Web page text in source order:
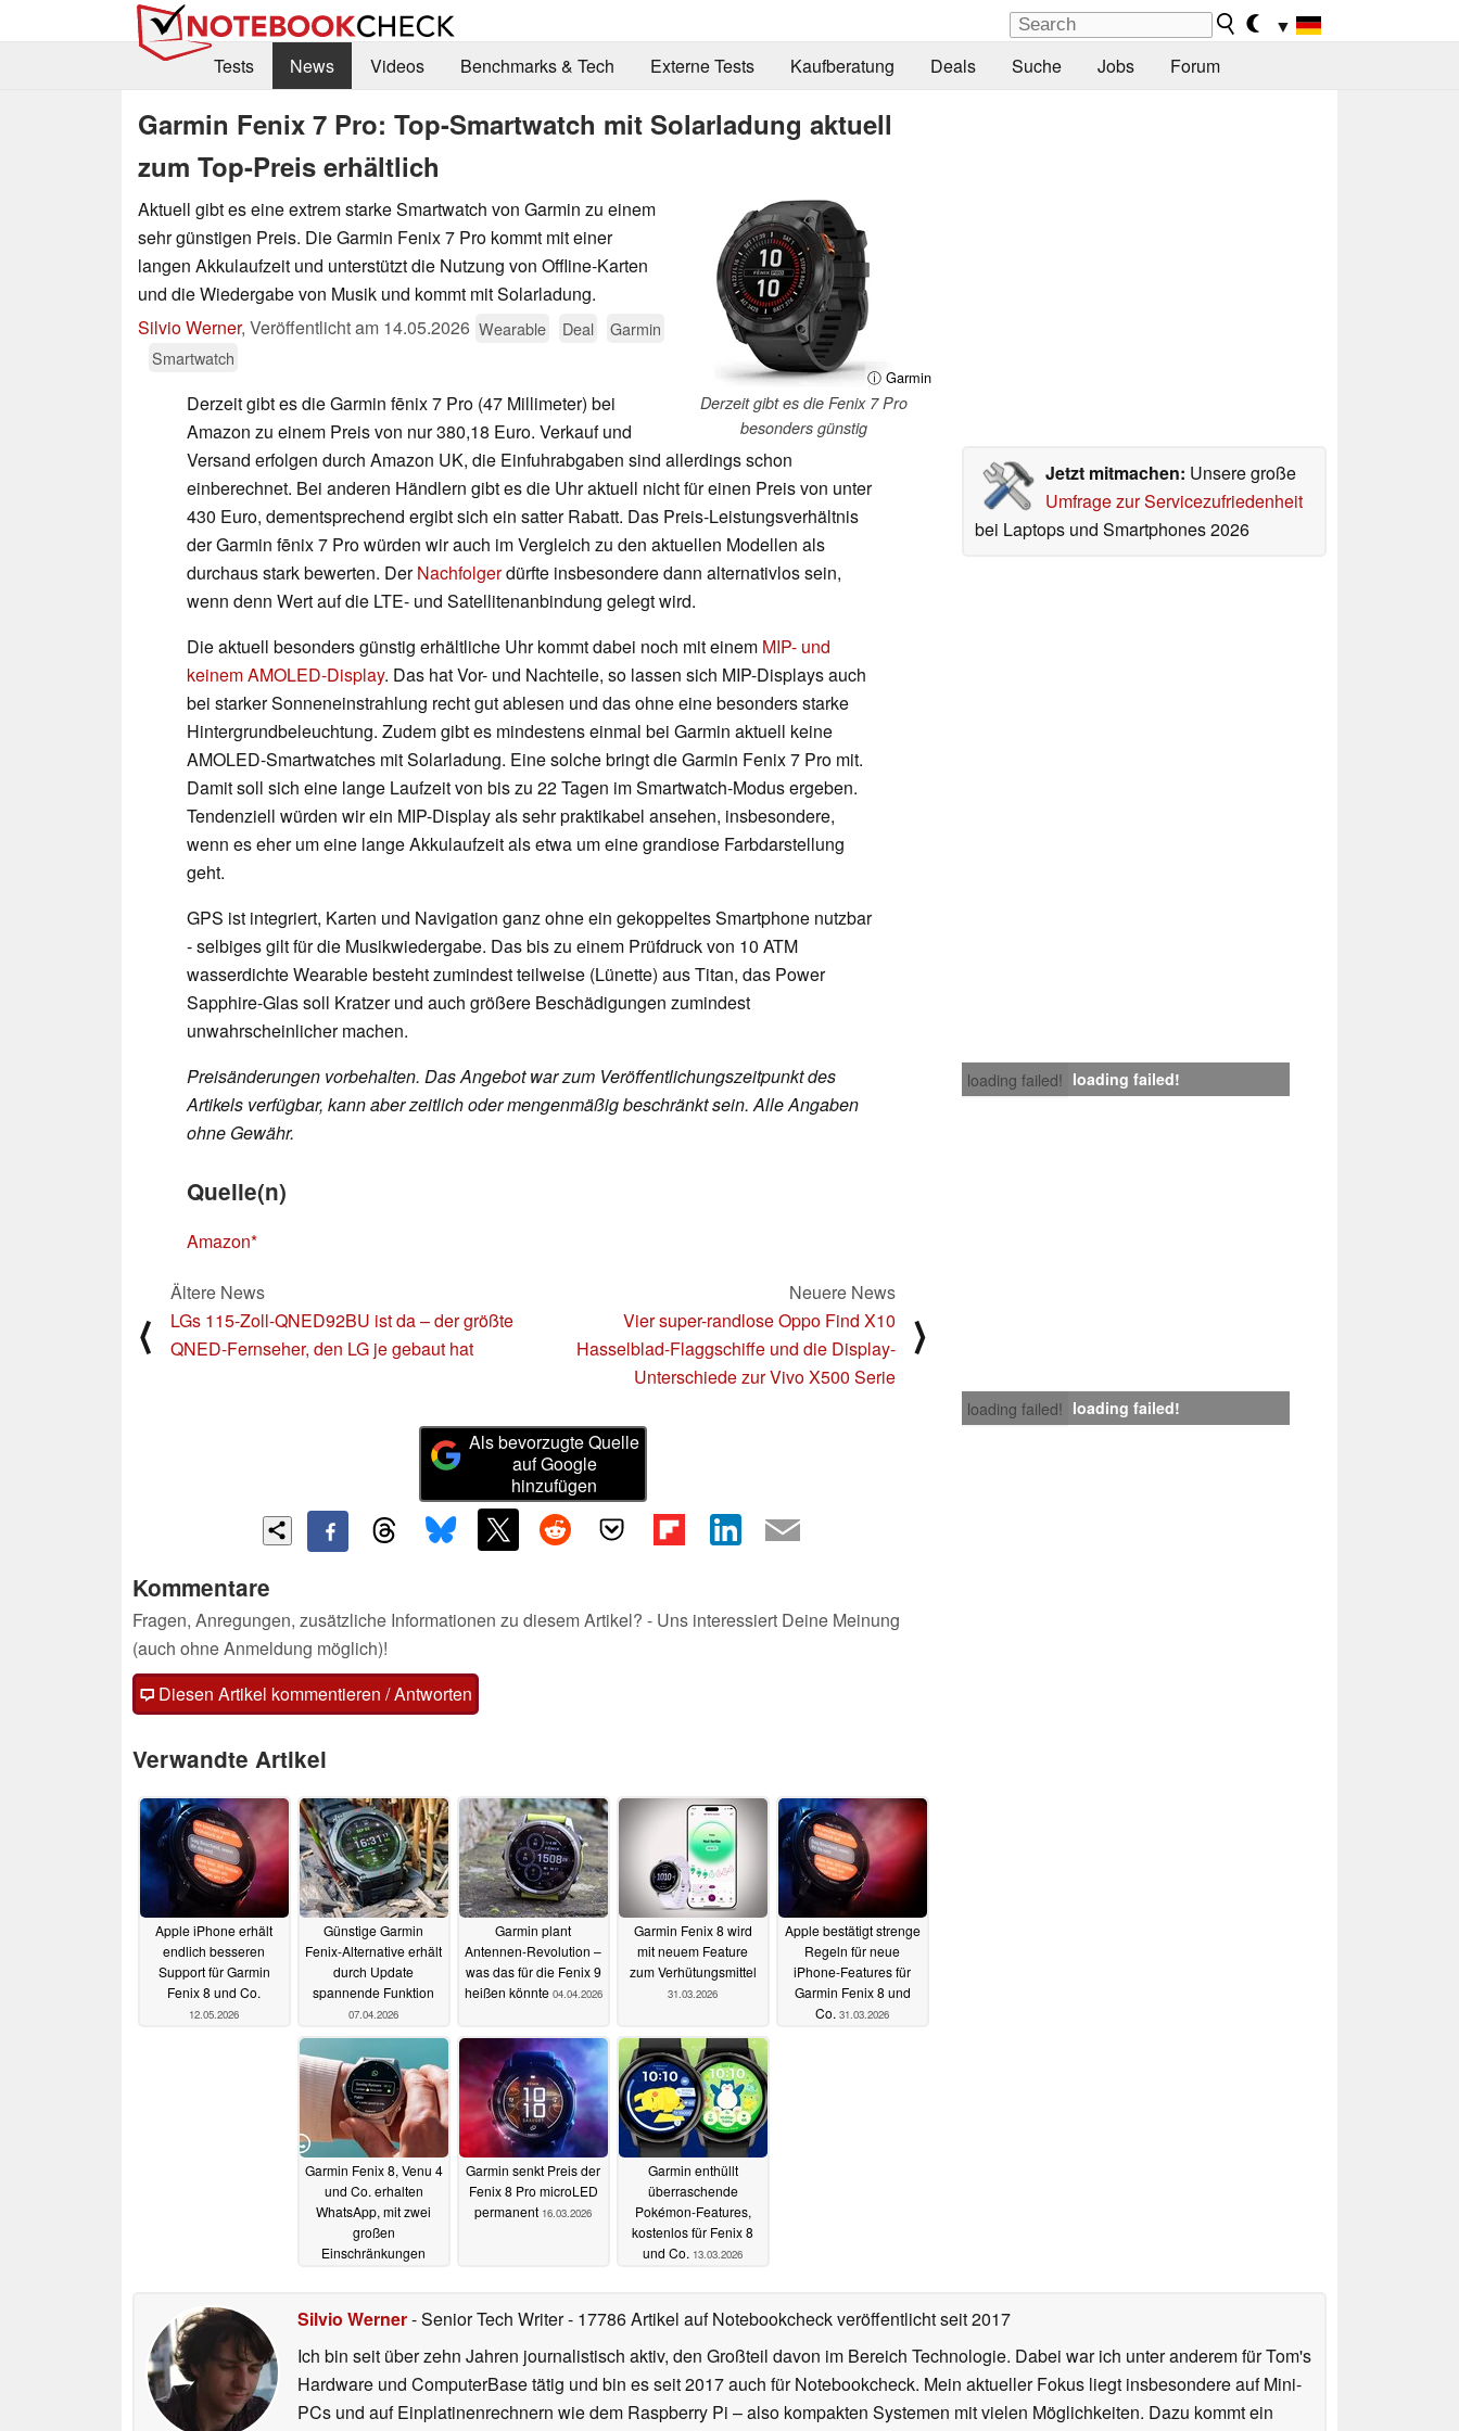
▼
Tests
News Videos Benchmarks & Tech Externe Tests Kaufberatung Deals Suche Jobs Forum
Garmin Fenix 7 Pro: Top-Smartwatch mit Solarladung aktuell
zum Top-Preis erhältlich
ⓘ Garmin
Derzeit gibt es die Fenix 7 Pro
besonders günstig
Aktuell gibt es eine extrem starke Smartwatch von Garmin zu einem
sehr günstigen Preis. Die Garmin Fenix 7 Pro kommt mit einer
langen Akkulaufzeit und unterstützt die Nutzung von Offline-Karten
und die Wiedergabe von Musik und kommt mit Solarladung.
Silvio Werner, Veröffentlicht am 14.05.2026 Wearable Deal
Garmin
Smartwatch
Jetzt mitmachen: Unsere große
Umfrage zur Servicezufriedenheit
bei Laptops und Smartphones 2026
Derzeit gibt es die Garmin fēnix 7 Pro (47 Millimeter) bei
Amazon zu einem Preis von nur 380,18 Euro. Verkauf und
Versand erfolgen durch Amazon UK, die Einfuhrabgaben sind allerdings schon
einberechnet. Bei anderen Händlern gibt es die Uhr aktuell nicht für einen Preis von unter
430 Euro, dementsprechend ergibt sich ein satter Rabatt. Das Preis-Leistungsverhältnis
der Garmin fēnix 7 Pro würden wir auch im Vergleich zu den aktuellen Modellen als
durchaus stark bewerten. DerNachfolgerdürfte insbesondere dann alternativlos sein,
wenn denn Wert auf die LTE- und Satellitenanbindung gelegt wird.
Die aktuell besonders günstig erhältliche Uhr kommt dabei noch mit einem MIP- und
keinem AMOLED-Display. Das hat Vor- und Nachteile, so lassen sich MIP-Displays auch
bei starker Sonneneinstrahlung recht gut ablesen und das ohne eine besonders starke
Hintergrundbeleuchtung. Zudem gibt es mindestens einmal bei Garmin aktuell keine
AMOLED-Smartwatches mit Solarladung. Eine solche bringt die Garmin Fenix 7 Pro mit.
Damit soll sich eine lange Laufzeit von bis zu 22 Tagen im Smartwatch-Modus ergeben.
Tendenziell würden wir ein MIP-Display als sehr praktikabel ansehen, insbesondere,
wenn es eher um eine lange Akkulaufzeit als etwa um eine grandiose Farbdarstellung
geht.
GPS ist integriert, Karten und Navigation ganz ohne ein gekoppeltes Smartphone nutzbar
- selbiges gilt für die Musikwiedergabe. Das bis zu einem Prüfdruck von 10 ATM
wasserdichte Wearable besteht zumindest teilweise (Lünette) aus Titan, das Power
Sapphire-Glas soll Kratzer und auch größere Beschädigungen zumindest
unwahrscheinlicher machen.
loading failed! loading failed!
Preisänderungen vorbehalten. Das Angebot war zum Veröffentlichungszeitpunkt des
Artikels verfügbar, kann aber zeitlich oder mengenmäßig beschränkt sein. Alle Angaben
ohne Gewähr.
Quelle(n)
Amazon
⟨
Ältere News
LGs 115-Zoll-QNED92BU ist da – der größte
QNED-Fernseher, den LG je gebaut hat
Neuere News
Vier super-randlose Oppo Find X10
Hasselblad-Flaggschiffe und die Display-
Unterschiede zur Vivo X500 Serie
⟩
loading failed! loading failed!
Als bevorzugte Quelle
auf Google
hinzufügen
Kommentare
Fragen, Anregungen, zusätzliche Informationen zu diesem Artikel? - Uns interessiert Deine Meinung
(auch ohne Anmeldung möglich)!
Diesen Artikel kommentieren / Antworten
Verwandte Artikel
Apple iPhone erhält
endlich besseren
Support für Garmin
Fenix 8 und Co.
12.05.2026
Günstige Garmin
Fenix-Alternative erhält
durch Update
spannende Funktion
07.04.2026
Garmin plant
Antennen-Revolution –
was das für die Fenix 9
heißen könnte 04.04.2026
Garmin Fenix 8 wird
mit neuem Feature
zum Verhütungsmittel
31.03.2026
Apple bestätigt strenge
Regeln für neue
iPhone-Features für
Garmin Fenix 8 und
Co. 31.03.2026
Garmin Fenix 8, Venu 4
und Co. erhalten
WhatsApp, mit zwei
großen
Einschränkungen
Garmin senkt Preis der
Fenix 8 Pro microLED
permanent 16.03.2026
Garmin enthüllt
überraschende
Pokémon-Features,
kostenlos für Fenix 8
und Co. 13.03.2026
Silvio Werner- Senior Tech Writer- 17786 Artikel auf Notebookcheck veröffentlichtseit 2017
Ich bin seit über zehn Jahren journalistisch aktiv, den Großteil davon im Bereich Technologie. Dabei war ich unter anderem für Tom's
Hardware und ComputerBase tätig und bin es seit 2017 auch für Notebookcheck. Mein aktueller Fokus liegt insbesondere auf Mini-
PCs und auf Einplatinenrechnern wie dem Raspberry Pi – also kompakten Systemen mit vielen Möglichkeiten. Dazu kommt ein